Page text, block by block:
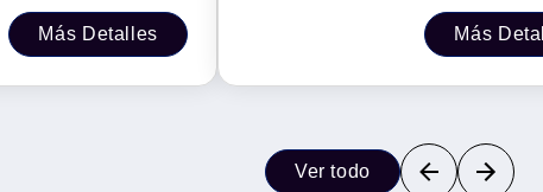
Más Detalles Más
Ver todo